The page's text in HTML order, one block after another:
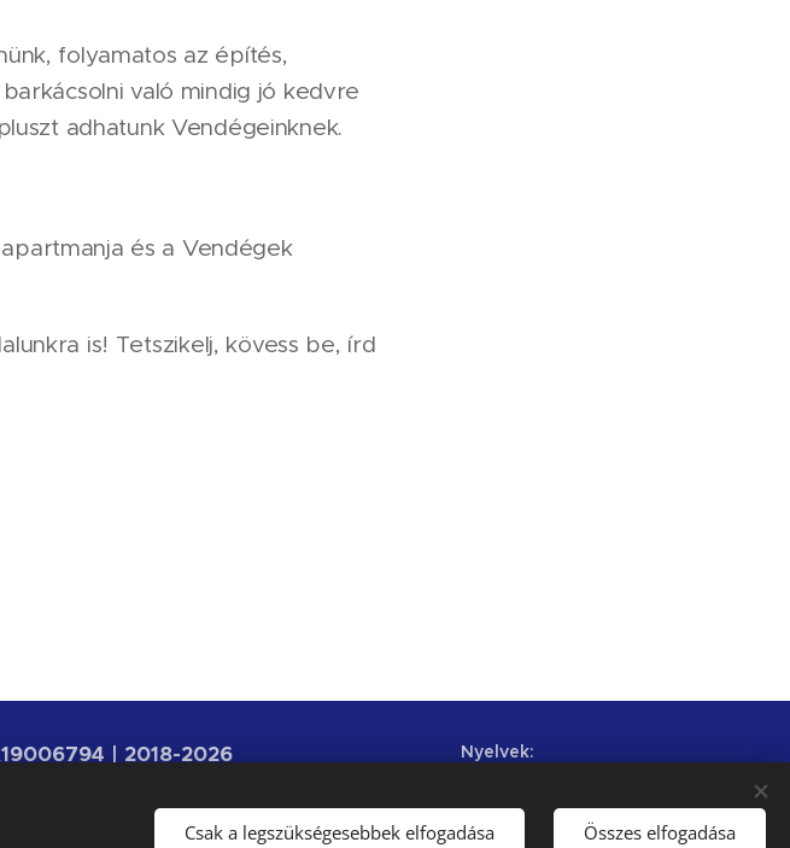
folyamatos az építés,
való mindig jó kedvre
adhatunk Vendégeinknek.
és a Vendégek
is! Tetszikelj, kövess be, írd
| 2018-2026
Nyelvek
Csak a legszükségesebbek elfogadása Összes elfogadása